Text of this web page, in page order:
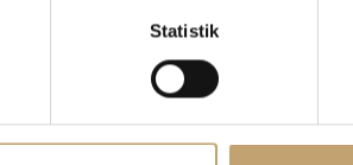
Statistik